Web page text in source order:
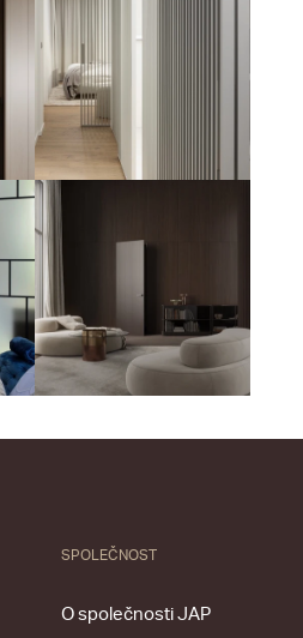
SPOLEČNOST
O společnosti JAP